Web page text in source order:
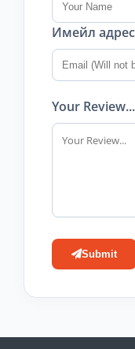
Имейл адрес
Your Review...
Submit